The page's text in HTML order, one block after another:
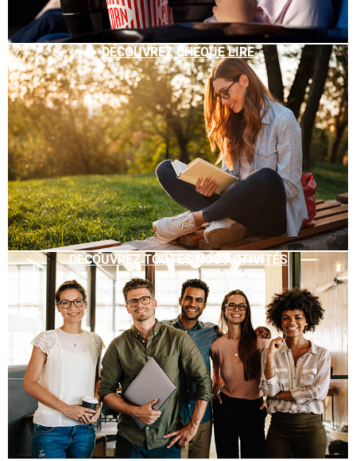
DÉCOUVREZ CHÈQUE LIRE
DÉCOUVREZ TOUTES NOS ACTIVITÉS